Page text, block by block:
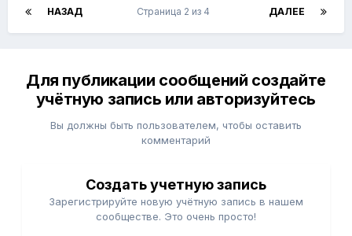
НАЗАД ДАЛЕЕ
Страница 2 из 4
Для публикации сообщений создайте
учётную запись или авторизуйтесь
Вы должны быть пользователем, чтобы оставить
комментарий
Создать учетную запись
Зарегистрируйте новую учётную запись в нашем
сообществе. Это очень просто!